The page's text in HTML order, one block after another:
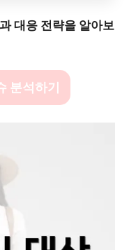
대응 전략을 알아보
분석하기